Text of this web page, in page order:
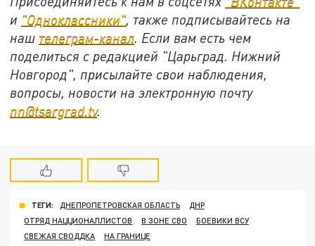
и "Одноклассники", также подписывайтесь на
наш телеграм-канал. Если вам есть чем
поделиться с редакцией "Царьград. Нижний
Новгород", присылайте свои наблюдения,
вопросы, новости на электронную почту
nn@tsargrad.tv.
ТЕГИ: ДНЕПРОПЕТРОВСКАЯ ОБЛАСТЬ
ДНР
ОТРЯД НАЦЦИОНАЛЛИСТОВ
В ЗОНЕ СВО
БОЕВИКИ ВСУ
СВЕЖАЯ СВОДДКА
НА ГРАНИЦЕ